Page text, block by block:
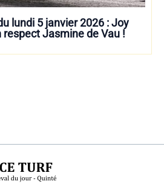
lundi 5 janvier 2026 : Joy
Jasmine de Vau !